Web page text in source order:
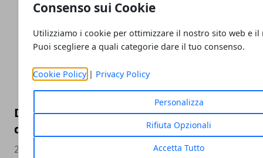
Consenso sui Cookie
Utilizziamo i cookie per ottimizzare il nostro sito web e il
Puoi scegliere a quali categorie dare il tuo consenso.
Cookie Policy| Privacy Policy
Personalizza
Rifiuta Opzionali
Accetta Tutto
Dall’élite alla massa: come il trading
democratizzando l’investimento
22/07/2025